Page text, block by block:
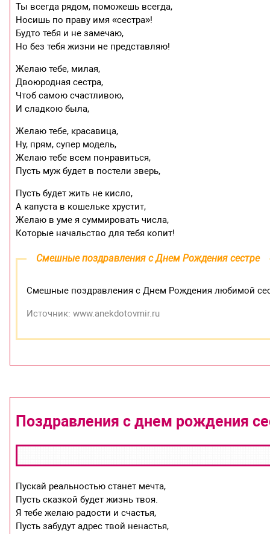
Ты всегда рядом, поможешь всегда,
Носишь по праву имя «сестра»!
Будто тебя и не замечаю,
Но без тебя жизни не представляю!
Желаю тебе, милая,
Двоюродная сестра,
Чтоб самою счастливою,
И сладкою была,
Желаю тебе, красавица,
Ну, прям, супер модель,
Желаю тебе всем понравиться,
Пусть муж будет в постели зверь,
Пусть будет жить не кисло,
А капуста в кошельке хрустит,
Желаю в уме я суммировать числа,
Которые начальство для тебя копит!
Смешные поздравления с Днем Рождения сестре
Смешные поздравления с Днем Рождения любимой
Источник: www.anekdotovmir.ru
Поздравления с днем рождения
Пускай реальностью станет мечта,
Пусть сказкой будет жизнь твоя.
Я тебе желаю радости и счастья,
Пусть забудут адрес твой ненастья,